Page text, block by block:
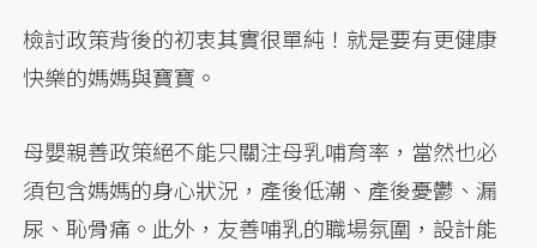
檢討政策背後的初衷其實很單純！就是要有更健康
快樂的媽媽與寶寶。
母嬰親善政策絕不能只關注母乳哺育率，當然也必
須包含媽媽的身心狀況，產後低潮、產後憂鬱、漏
尿、恥骨痛。此外，友善哺乳的職場氛圍，設計能